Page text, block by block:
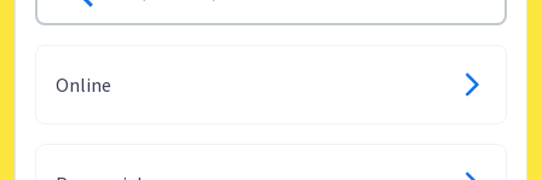
Online